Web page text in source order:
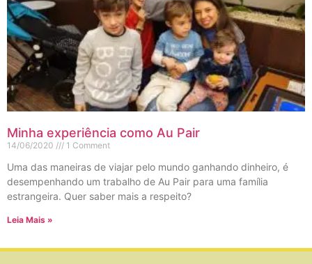
Minha experiência como Au Pair
14/06/2020 1 Comment
Uma das maneiras de viajar pelo mundo ganhando dinheiro, é
desempenhando um trabalho de Au Pair para uma família
estrangeira. Quer saber mais a respeito?
Leia Mais »